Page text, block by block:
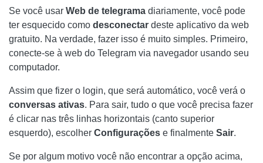
Se você usar Web de telegrama diariamente, você pode
ter esquecido como desconectar deste aplicativo da web
gratuito. Na verdade, fazer isso é muito simples. Primeiro,
conecte-se à web do Telegram via navegador usando seu
computador.
Assim que fizer o login, que será automático, você verá o
conversas ativas. Para sair, tudo o que você precisa fazer
é clicar nas três linhas horizontais (canto superior
esquerdo), escolher Configurações e finalmente Sair.
Se por algum motivo você não encontrar a opção acima,